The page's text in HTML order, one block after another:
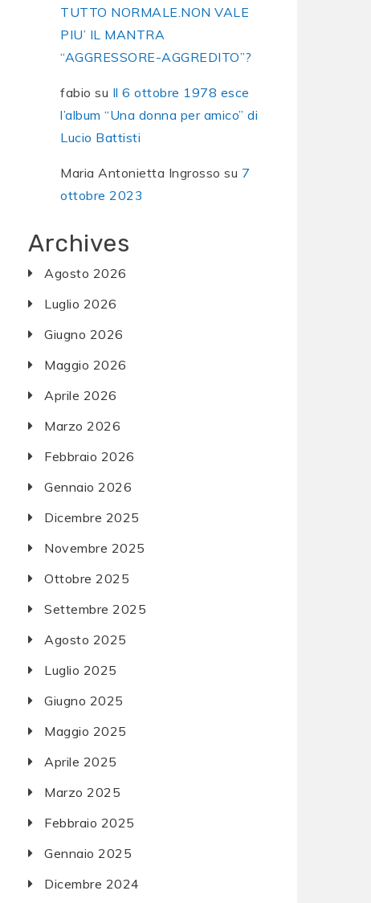
TUTTO NORMALE.NON VALE
PIU’ IL MANTRA
“AGGRESSORE-AGGREDITO”?
fabio su Il 6 ottobre 1978 esce
l’album “Una donna per amico” di
Lucio Battisti
Maria Antonietta Ingrosso su 7
ottobre 2023
Archives
Agosto 2026
Luglio 2026
Giugno 2026
Maggio 2026
Aprile 2026
Marzo 2026
Febbraio 2026
Gennaio 2026
Dicembre 2025
Novembre 2025
Ottobre 2025
Settembre 2025
Agosto 2025
Luglio 2025
Giugno 2025
Maggio 2025
Aprile 2025
Marzo 2025
Febbraio 2025
Gennaio 2025
Dicembre 2024